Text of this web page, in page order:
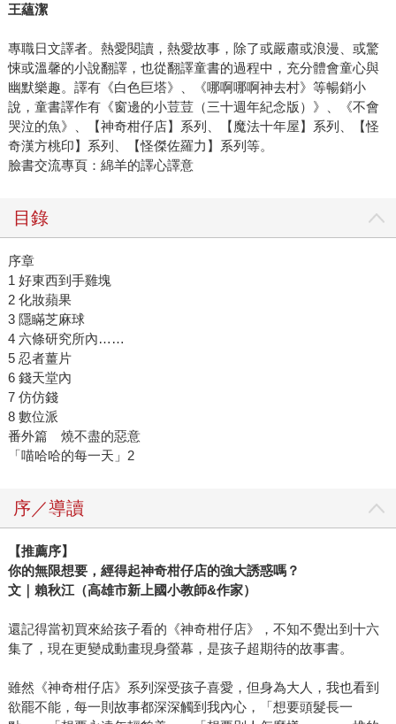
王蘊潔
專職日文譯者。熱愛閱讀，熱愛故事，除了或嚴肅或浪漫、或驚
悚或溫馨的小說翻譯，也從翻譯童書的過程中，充分體會童心與
幽默樂趣。譯有《白色巨塔》、《哪啊哪啊神去村》等暢銷小
說，童書譯作有《窗邊的小荳荳（三十週年紀念版）》、《不會
哭泣的魚》、【神奇柑仔店】系列、【魔法十年屋】系列、【怪
奇漢方桃印】系列、【怪傑佐羅力】系列等。
臉書交流專頁：綿羊的譯心譯意
目錄
序章
1 好東西到手雞塊
2 化妝蘋果
3 隱瞞芝麻球
4 六條研究所內……
5 忍者薑片
6 錢天堂內
7 仿仿錢
8 數位派
番外篇 燒不盡的惡意
「喵哈哈的每一天」2
序／導讀
【推薦序】
你的無限想要，經得起神奇柑仔店的強大誘惑嗎？
文｜賴秋江（高雄市新上國小教師&作家）
還記得當初買來給孩子看的《神奇柑仔店》，不知不覺出到十六
集了，現在更變成動畫現身螢幕，是孩子超期待的故事書。
雖然《神奇柑仔店》系列深受孩子喜愛，但身為大人，我也看到
欲罷不能，每一則故事都深深觸到我內心，「想要頭髮長一